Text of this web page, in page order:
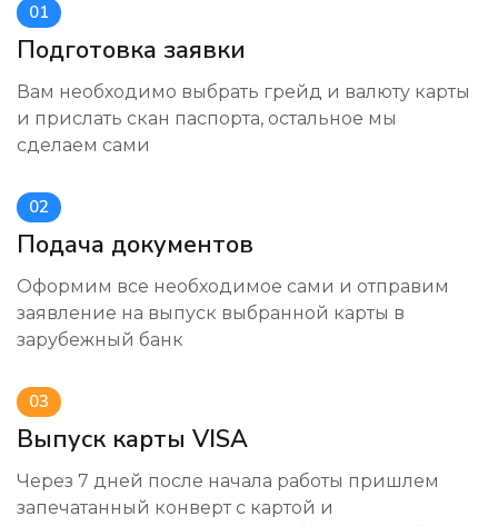
01
Подготовка заявки
Вам необходимо выбрать грейд и валюту карты
и прислать скан паспорта, остальное мы
сделаем сами
02
Подача документов
Оформим все необходимое сами и отправим
заявление на выпуск выбранной карты в
зарубежный банк
03
Выпуск карты VISA
Через 7 дней после начала работы пришлем
запечатанный конверт с картой и